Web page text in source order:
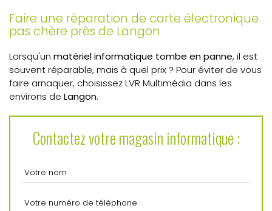
Faire une réparation de carte électronique
pas chère près de Langon
Lorsqu'un matériel informatique tombe en panne, il est
souvent réparable, mais à quel prix ? Pour éviter de vous
faire arnaquer, choisissez LVR Multimédia dans les
environs de Langon.
Contactez votre magasin informatique :